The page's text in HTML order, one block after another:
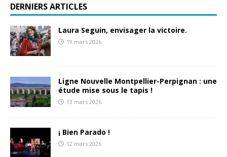
DERNIERS ARTICLES
Laura Seguin, envisager la victoire.
19 mars 2026
Ligne Nouvelle Montpellier-Perpignan : une
étude mise sous le tapis !
13 mars 2026
¡ Bien Parado !
12 mars 2026